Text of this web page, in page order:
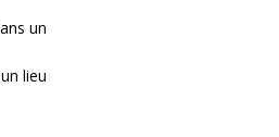
un
lieu